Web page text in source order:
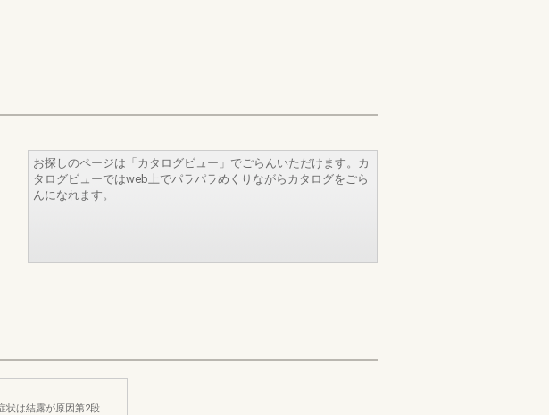
お探しのページは「カタログビュー」でごらんいただけます。カ
タログビューではweb上でパラパラめくりながらカタログをごら
んになれます。
状は結露が原因第2段